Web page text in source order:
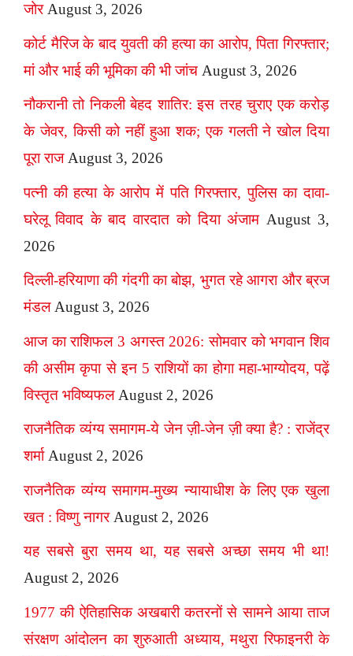
जोर August 3, 2026
कोर्ट मैरिज के बाद युवती की हत्या का आरोप, पिता गिरफ्तार;
मां और भाई की भूमिका की भी जांच August 3, 2026
नौकरानी तो निकली बेहद शातिर: इस तरह चुराए एक करोड़
के जेवर, किसी को नहीं हुआ शक; एक गलती ने खोल दिया
पूरा राज August 3, 2026
पत्नी की हत्या के आरोप में पति गिरफ्तार, पुलिस का दावा-
घरेलू विवाद के बाद वारदात को दिया अंजाम August 3,
2026
दिल्ली-हरियाणा की गंदगी का बोझ, भुगत रहे आगरा और ब्रज
मंडल August 3, 2026
आज का राशिफल 3 अगस्त 2026: सोमवार को भगवान शिव
की असीम कृपा से इन 5 राशियों का होगा महा-भाग्योदय, पढ़ें
विस्तृत भविष्यफल August 2, 2026
राजनैतिक व्यंग्य समागम-ये जेन ज़ी-जेन ज़ी क्या है? : राजेंद्र
शर्मा August 2, 2026
राजनैतिक व्यंग्य समागम-मुख्य न्यायाधीश के लिए एक खुला
खत : विष्णु नागर August 2, 2026
यह सबसे बुरा समय था, यह सबसे अच्छा समय भी था!
August 2, 2026
1977 की ऐतिहासिक अखबारी कतरनों से सामने आया ताज
संरक्षण आंदोलन का शुरुआती अध्याय, मथुरा रिफाइनरी के